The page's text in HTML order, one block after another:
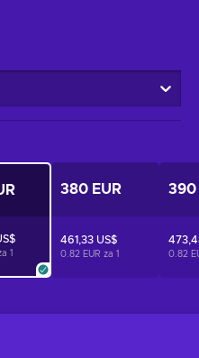
1
380 EUR
461,33 US$
0.82 EUR za 1
390
0.82